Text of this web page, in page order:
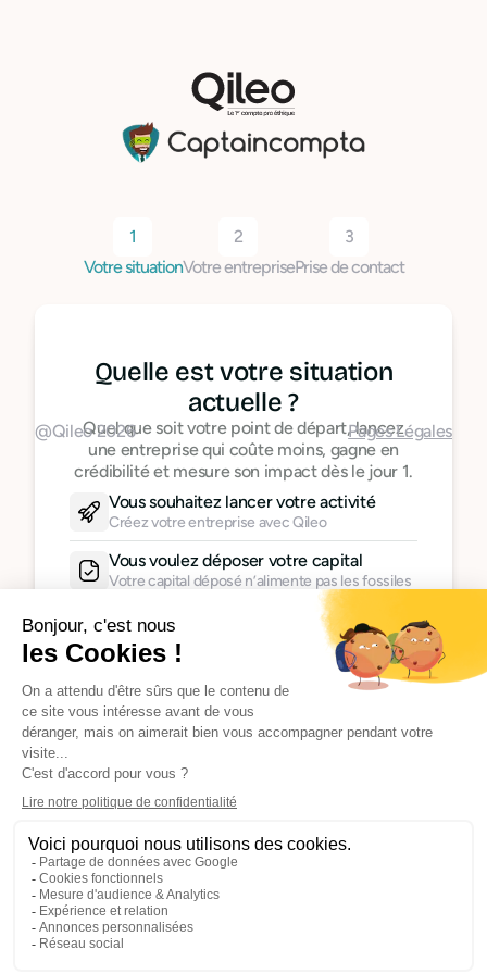
1
Votre situation
2
Votre entreprise
3
Prise de contact
Quelle est votre situation
actuelle ?
Quel que soit votre point de départ, lancez
une entreprise qui coûte moins, gagne en
crédibilité et mesure son impact dès le jour 1.
Vous souhaitez lancer votre activité
Créez votre entreprise avec Qileo
Vous voulez déposer votre capital
Votre capital déposé n’alimente pas les fossiles
Vous avez déjà un SIRET
Activez votre suivi carbone
Vous avez déjà un compte ?
@Qileo 2026 Pages Légales
+3000 entreprisesont fait le choix d’une solution